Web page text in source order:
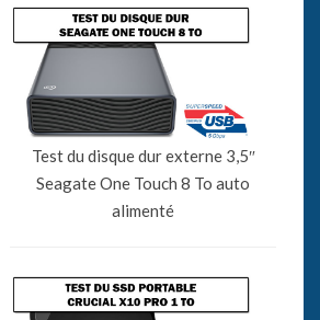
Test du disque dur externe 3,5″
Seagate One Touch 8 To auto
alimenté